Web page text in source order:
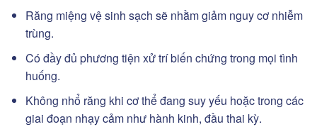
Răng miệng vệ sinh sạch sẽ nhằm giảm nguy cơ nhiễm
trùng.
Có đầy đủ phương tiện xử trí biến chứng trong mọi tình
huống.
Không nhổ răng khi cơ thể đang suy yếu hoặc trong các
giai đoạn nhạy cảm như hành kinh, đầu thai kỳ.